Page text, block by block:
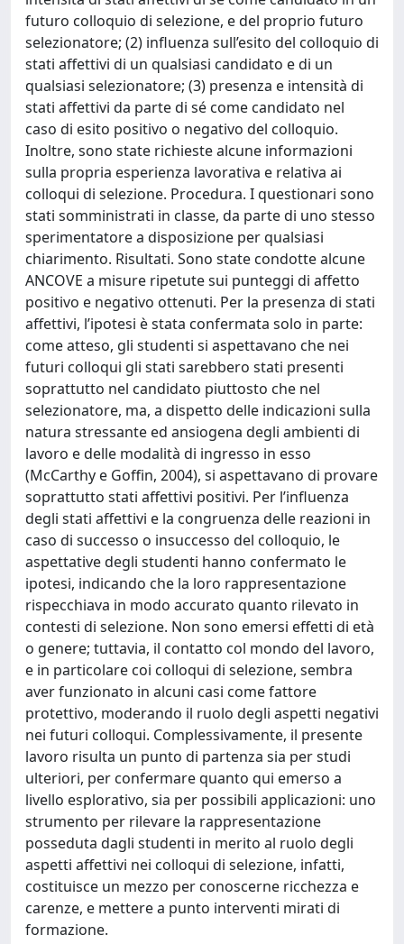
futuro colloquio di selezione, e del proprio futuro
selezionatore; (2) influenza sull’esito del colloquio di
stati affettivi di un qualsiasi candidato e di un
qualsiasi selezionatore; (3) presenza e intensità di
stati affettivi da parte di sé come candidato nel
caso di esito positivo o negativo del colloquio.
Inoltre, sono state richieste alcune informazioni
sulla propria esperienza lavorativa e relativa ai
colloqui di selezione. Procedura. I questionari sono
stati somministrati in classe, da parte di uno stesso
sperimentatore a disposizione per qualsiasi
chiarimento. Risultati. Sono state condotte alcune
ANCOVE a misure ripetute sui punteggi di affetto
positivo e negativo ottenuti. Per la presenza di stati
affettivi, l’ipotesi è stata confermata solo in parte:
come atteso, gli studenti si aspettavano che nei
futuri colloqui gli stati sarebbero stati presenti
soprattutto nel candidato piuttosto che nel
selezionatore, ma, a dispetto delle indicazioni sulla
natura stressante ed ansiogena degli ambienti di
lavoro e delle modalità di ingresso in esso
(McCarthy e Goffin, 2004), si aspettavano di provare
soprattutto stati affettivi positivi. Per l’influenza
degli stati affettivi e la congruenza delle reazioni in
caso di successo o insuccesso del colloquio, le
aspettative degli studenti hanno confermato le
ipotesi, indicando che la loro rappresentazione
rispecchiava in modo accurato quanto rilevato in
contesti di selezione. Non sono emersi effetti di età
o genere; tuttavia, il contatto col mondo del lavoro,
e in particolare coi colloqui di selezione, sembra
aver funzionato in alcuni casi come fattore
protettivo, moderando il ruolo degli aspetti negativi
nei futuri colloqui. Complessivamente, il presente
lavoro risulta un punto di partenza sia per studi
ulteriori, per confermare quanto qui emerso a
livello esplorativo, sia per possibili applicazioni: uno
strumento per rilevare la rappresentazione
posseduta dagli studenti in merito al ruolo degli
aspetti affettivi nei colloqui di selezione, infatti,
costituisce un mezzo per conoscerne ricchezza e
carenze, e mettere a punto interventi mirati di
formazione.